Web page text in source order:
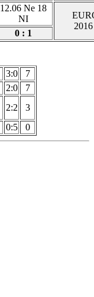
12.06 Ne 18
NI
2016
0 : 1
3:0
7
2:0
7
2:2
3
0:5 0